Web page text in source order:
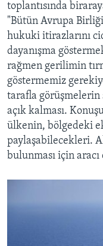
toplantısında
"Bütün Avrupa
hukuki itirazlarını
dayanışma
rağmen gerilimin
göstermemiz
tarafla görüşmelerin
açık kalması.
ülkenin, bölgedeki
paylaşabilecekleri.
bulunması için